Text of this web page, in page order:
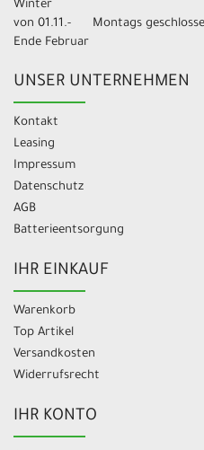
Winter
von 01.11.-
Ende Februar
Montags
UNSER UNTERNEHMEN
Kontakt
Leasing
Impressum
Datenschutz
AGB
Batterieentsorgung
IHR EINKAUF
Warenkorb
Top Artikel
Versandkosten
Widerrufsrecht
IHR KONTO